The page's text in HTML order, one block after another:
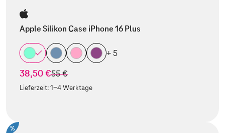
Apple Silikon Case iPhone 16 Plus
+ 5
38,50 €statt
55 €
Lieferzeit:1-4 Werktage
%